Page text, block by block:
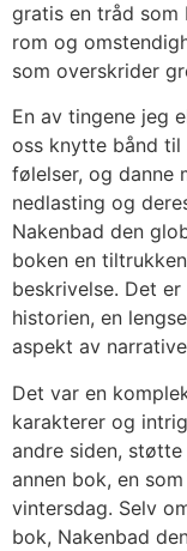
gratis en tråd som
rom og
som overskrider
En av tingene jeg
oss knytte bånd til
følelser, og danne
nedlasting og
Nakenbad den
boken en
beskrivelse. Det
historien, en
aspekt av
Det var en
karakterer og
andre siden,
annen bok, en
vintersdag. Selv
bok, Nakenbad